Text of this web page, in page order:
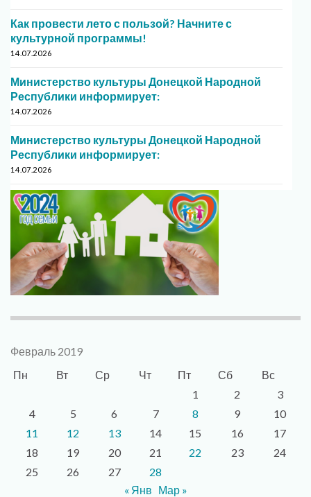
Как провести лето с пользой? Начните с
культурной программы!
14.07.2026
Министерство культуры Донецкой Народной
Республики информирует:
14.07.2026
Министерство культуры Донецкой Народной
Республики информирует:
14.07.2026
Февраль 2019
Пн
Вт Ср Чт Пт Сб
Вс
1
2
3
4
5 6 7 8 9
10
11
12 13 14 15 16
17
18
19 20 21 22 23
24
25
26 27
28
« Янв Мар »